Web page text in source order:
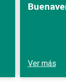
Ver más